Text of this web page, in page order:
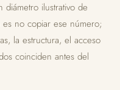
ilustrativo de
es no copiar ese número;
la estructura, el acceso
coinciden antes del